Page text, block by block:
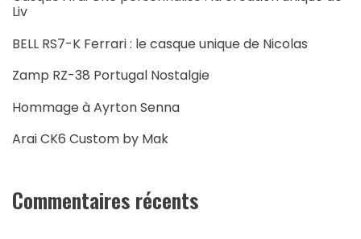
Liv
BELL RS7-K Ferrari : le casque unique de Nicolas
Zamp RZ-38 Portugal Nostalgie
Hommage à Ayrton Senna
Arai CK6 Custom by Mak
Commentaires récents